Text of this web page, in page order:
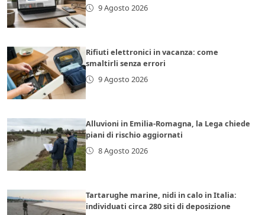
9 Agosto 2026
Rifiuti elettronici in vacanza: come
smaltirli senza errori
9 Agosto 2026
Alluvioni in Emilia-Romagna, la Lega chiede
piani di rischio aggiornati
8 Agosto 2026
Tartarughe marine, nidi in calo in Italia:
individuati circa 280 siti di deposizione